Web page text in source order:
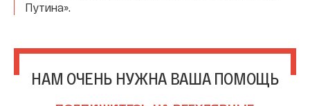
Путина».
НАМ ОЧЕНЬ НУЖНА ВАША ПОМОЩЬ